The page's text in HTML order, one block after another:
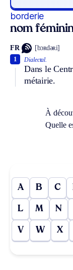
borderie
nom
FR [bɔʀdəʀi]
Dialectal.
Dans le
métairie.
1
À
Quelle
A B C
L M N
V W X